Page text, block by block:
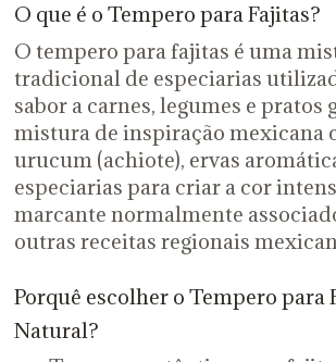
O que é o Tempero para Fajitas?
O tempero para fajitas é uma
tradicional de especiarias
sabor a carnes, legumes e pratos
mistura de inspiração mexicana
urucum (achiote), ervas
especiarias para criar a cor
marcante normalmente
outras receitas regionais
Porquê escolher o Tempero para
Natural?